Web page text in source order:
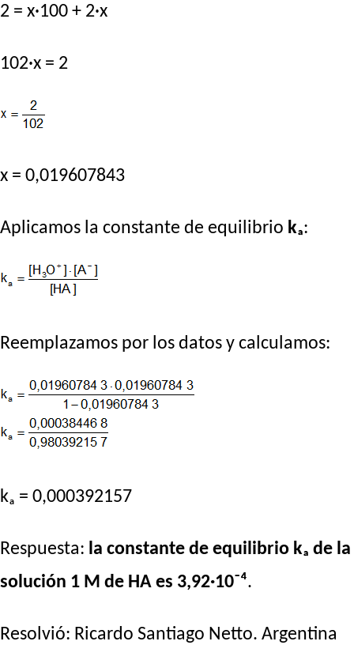
2 = x·100 + 2·x
102·x = 2
x = 0,019607843
Aplicamos la constante de equilibrio kₐ:
Reemplazamos por los datos y calculamos:
kₐ = 0,000392157
Respuesta: la constante de equilibrio kₐ de la
solución 1 M de HA es 3,92·10⁻⁴.
Resolvió: Ricardo Santiago Netto. Argentina